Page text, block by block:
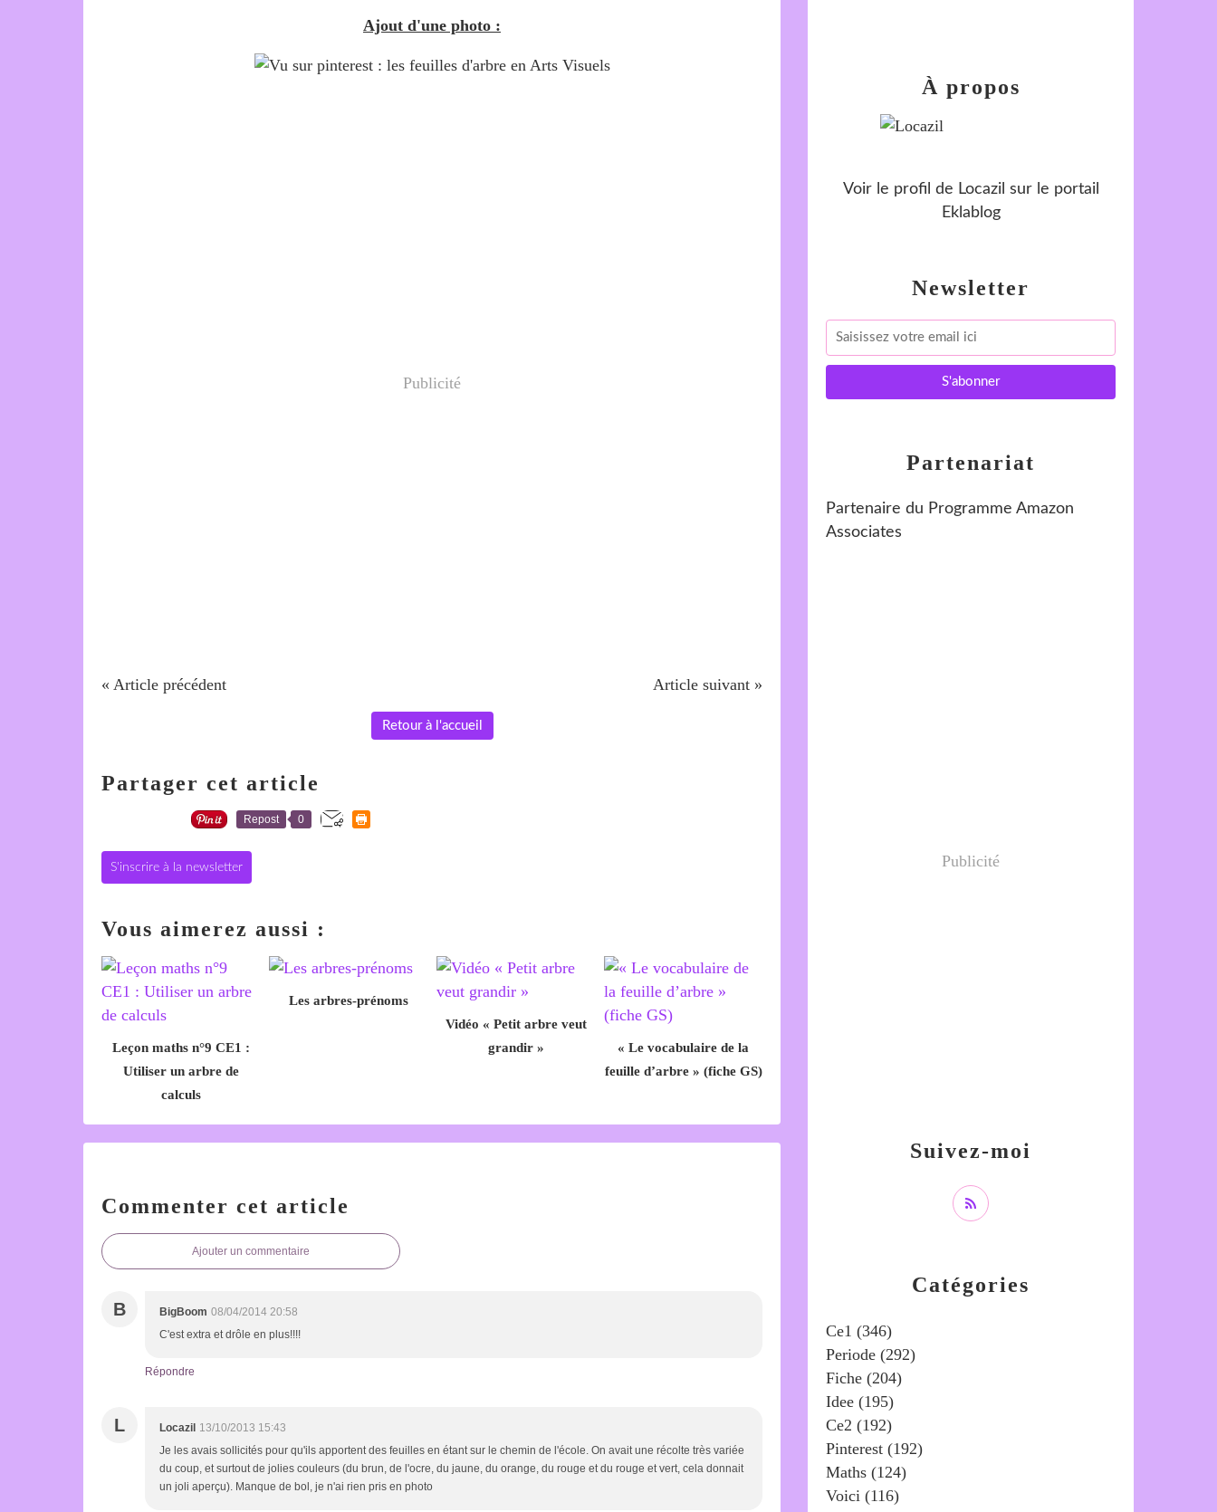
Ajout d'une photo :
Publicité
« Article précédent Article suivant »
Retour à l'accueil
Partager cet article
Repost 0
S'inscrire à la newsletter
Vous aimerez aussi :
Leçon maths n°9 CE1 :
Utiliser un arbre de
calculs
Les arbres-prénoms
Vidéo « Petit arbre veut
grandir »
« Le vocabulaire de la
feuille d’arbre » (fiche GS)
Commenter cet article
Ajouter un commentaire
B BigBoom 08/04/2014 20:58
C'est extra et drôle en plus!!!!
Répondre
L Locazil 13/10/2013 15:43
Je les avais sollicités pour qu'ils apportent des feuilles en étant sur le chemin de l'école. On avait une récolte très variée
du coup, et surtout de jolies couleurs (du brun, de l'ocre, du jaune, du orange, du rouge et du rouge et vert, cela donnait
un joli aperçu). Manque de bol, je n'ai rien pris en photo
Newsletter
Catégories
Ce1 (346)
Periode (292)
Fiche (204)
Idee (195)
Ce2 (192)
Pinterest (192)
Maths (124)
Voici (116)
Suivez-moi
À propos
Voir le profil de Locazil sur le portail
Eklablog
Partenariat
Partenaire du Programme Amazon
Associates
Publicité